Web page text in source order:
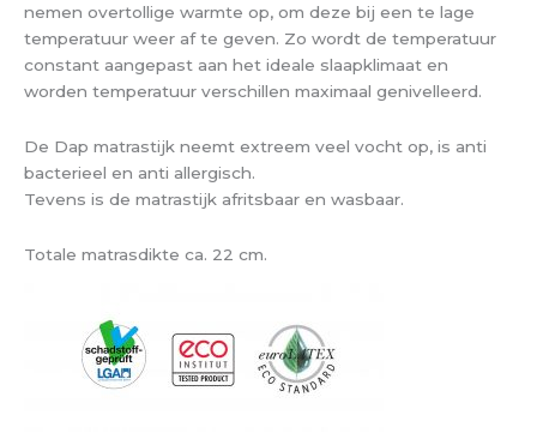
nemen overtollige warmte op, om deze bij een te lage
temperatuur weer af te geven. Zo wordt de temperatuur
constant aangepast aan het ideale slaapklimaat en
worden temperatuur verschillen maximaal genivelleerd.
De Dap matrastijk neemt extreem veel vocht op, is anti
bacterieel en anti allergisch.
Tevens is de matrastijk afritsbaar en wasbaar.
Totale matrasdikte ca. 22 cm.